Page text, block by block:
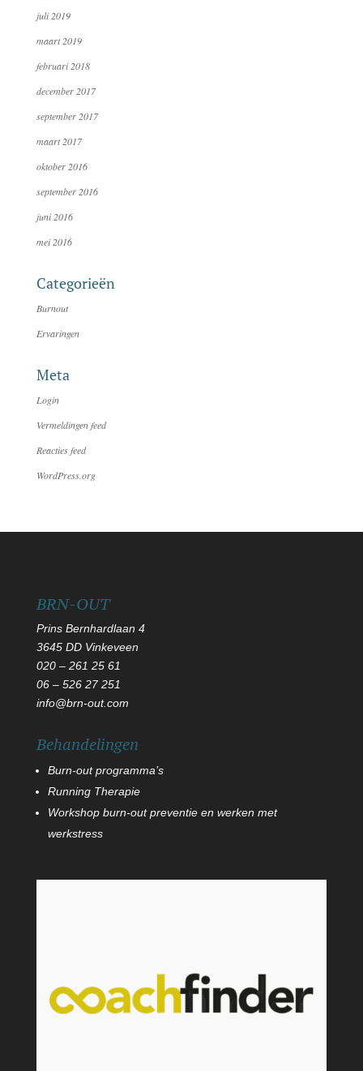
juli 2019
maart 2019
februari 2018
december 2017
september 2017
maart 2017
oktober 2016
september 2016
juni 2016
mei 2016
Categorieën
Burnout
Ervaringen
Meta
Login
Vermeldingen feed
Reacties feed
WordPress.org
BRN-OUT
Prins Bernhardlaan 4
3645 DD Vinkeveen
020 – 261 25 61
06 –526 27 251
info@brn-out.com
Behandelingen
Burn-out programma’s
Running Therapie
Workshop burn-out preventie en werken met
werkstress